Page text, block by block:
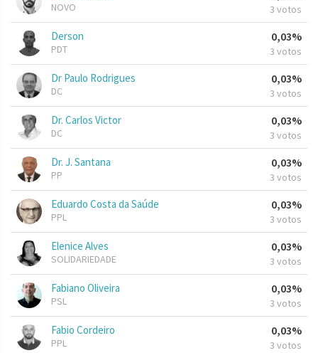
NOVO 3 votos
Derson
PDT
0,03%
3 votos
Dr Paulo Rodrigues
DC
0,03%
3 votos
Dr. Carlos Victor
DC
0,03%
3 votos
Dr. J. Santana
PP
0,03%
3 votos
Eduardo Costa da Saúde
PPL
0,03%
3 votos
Elenice Alves
SOLIDARIEDADE
0,03%
3 votos
Fabiano Oliveira
PSL
0,03%
3 votos
Fabio Cordeiro
PPL
0,03%
3 votos